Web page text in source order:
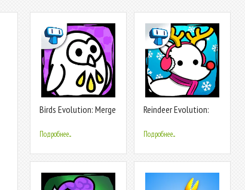
Birds Evolution: Merge
Подробнее...
Reindeer Evolution:
Подробнее...